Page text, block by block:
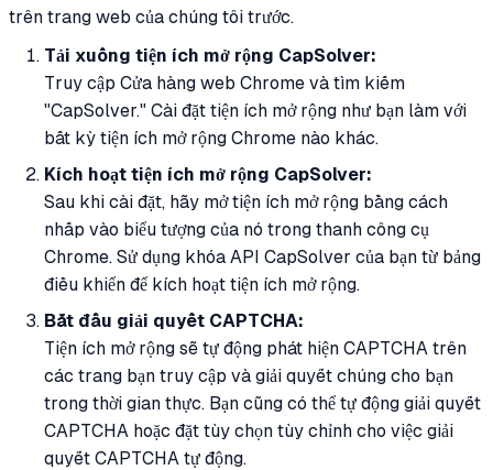
trên trang web của chúng tôi trước.
Tải xuống tiện ích mở rộng CapSolver:
Truy cập Cửa hàng web Chrome và tìm kiếm
"CapSolver." Cài đặt tiện ích mở rộng như bạn làm với
bất kỳ tiện ích mở rộng Chrome nào khác.
Kích hoạt tiện ích mở rộng CapSolver:
Sau khi cài đặt, hãy mở tiện ích mở rộng bằng cách
nhấp vào biểu tượng của nó trong thanh công cụ
Chrome. Sử dụng khóa API CapSolver của bạn từ bảng
điều khiển để kích hoạt tiện ích mở rộng.
Bắt đầu giải quyết CAPTCHA:
Tiện ích mở rộng sẽ tự động phát hiện CAPTCHA trên
các trang bạn truy cập và giải quyết chúng cho bạn
trong thời gian thực. Bạn cũng có thể tự động giải quyết
CAPTCHA hoặc đặt tùy chọn tùy chỉnh cho việc giải
quyết CAPTCHA tự động.